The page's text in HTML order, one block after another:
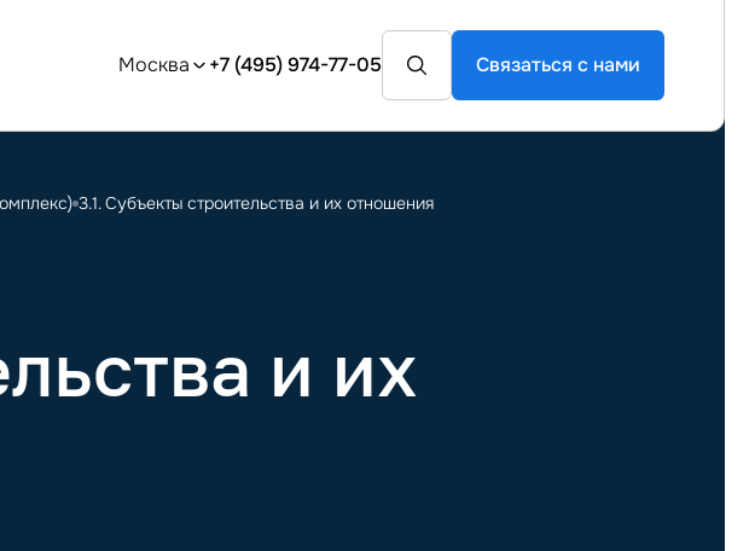
Москва +7 (495) 974-77-05 Связаться с нами
3.1. Субъекты строительства и их отношения
и их